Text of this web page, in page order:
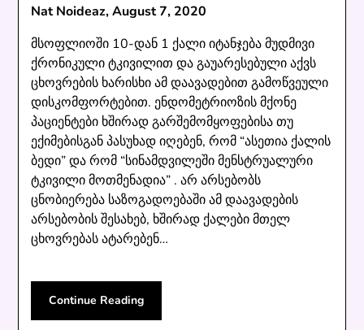
Nat Noideaz,August 7, 2020
მსოფლიოში 10-დან 1 ქალი იტანჯება მუდმივი
ქრონიკული ტკივილით და გაუარესებული აქვს
ცხოვრების ხარისხი ამ დაავადებით გამოწვეული
დისკომფორტებით. ენდომეტრიოზის მქონე
პაციენტები ხშირად გარშემომყოფებისა თუ
ექიმებისგან პასუხად იღებენ, რომ “ასეთია ქალის
ბედი” და რომ “სინამდვილეში მენსტრუალური
ტკივილი მოთმენადია” . არ არსებობს
ცნობიერება საზოგადოებაში ამ დაავადების
არსებობის შესახებ, ხშირად ქალები მთელ
ცხოვრებას ატარებენ…
Continue Reading